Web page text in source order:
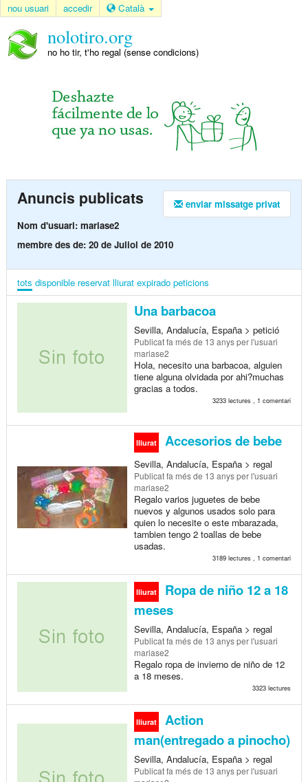
nou usuari accedir Català
nolotiro.org
no ho tir, t'ho regal (sense condicions)
enviar missatge privat
Anuncis publicats
Nom d'usuari: mariase2
membre des de: 20 de Juliol de 2010
tots disponible reservat lliurat expirado peticions
Una barbacoa
Sevilla, Andalucía, España > petició
Publicatfa més de 13 anysper l'usuari
mariase2
Hola, necesito una barbacoa, alguien
tiene alguna olvidada por ahi?muchas
gracias a todos.
3233 lectures , 1 comentari
lliurat Accesorios de bebe
Sevilla, Andalucía, España > regal
Publicatfa més de 13 anysper l'usuari
mariase2
Regalo varios juguetes de bebe
nuevos y algunos usados solo para
quien lo necesite o este mbarazada,
tambien tengo 2 toallas de bebe
usadas.
3189 lectures , 1 comentari
lliurat
Ropa de niño 12 a 18
meses
Sevilla, Andalucía, España > regal
Publicatfa més de 13 anysper l'usuari
mariase2
Regalo ropa de invierno de niño de 12
a 18 meses.
3323 lectures
lliurat
Action
man(entregado a pinocho)
Sevilla, Andalucía, España > regal
Publicatfa més de 13 anysper l'usuari